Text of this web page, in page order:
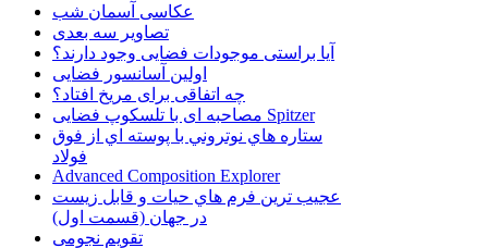
عکاسی آسمان شب
تصاویر سه بعدی
آیا براستی موجودات فضایی وجود دارند؟
اولین آسانسور فضایی
چه اتفاقی برای مریخ افتاد؟
مصاحبه ای با تلسکوپ فضایی Spitzer
ستاره هاي نوتروني با پوسته اي از فوق
فولاد
Advanced Composition Explorer
عجیب ترین فرم هاي حيات و قابل زيست
در جهان (قسمت اول)
تقویم نجومی